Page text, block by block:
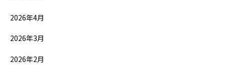
2026年4月
2026年3月
2026年2月